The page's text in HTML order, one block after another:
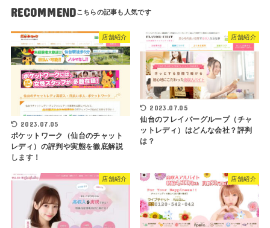
RECOMMEND
店舗紹介
2023.07.05
ポケットワーク（仙台のチャット
レディ）の評判や実態を徹底解説
します！
店舗紹介
2023.07.05
仙台のフレイバーグループ（チャ
ットレディ）はどんな会社？評判
は？
店舗紹介 店舗紹介